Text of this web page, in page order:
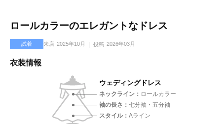
ロールカラーのエレガントなドレス
試着 来店 2025年10月 投稿 2026年03月
衣装情報
ウェディングドレス
ネックライン
ロールカラー
袖の長さ
七分袖・五分袖
スタイル
Aライン